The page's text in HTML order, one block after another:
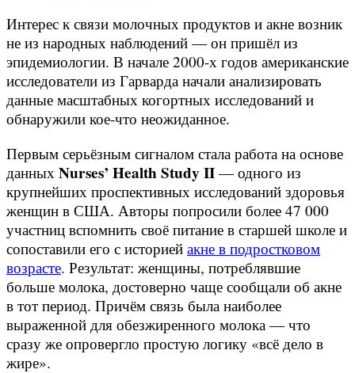
Интерес к связи молочных продуктов и акне возник
не из народных наблюдений — он пришёл из
эпидемиологии. В начале 2000-х годов американские
исследователи из Гарварда начали анализировать
данные масштабных когортных исследований и
обнаружили кое-что неожиданное.
Первым серьёзным сигналом стала работа на основе
данных Nurses’ Health Study II — одного из
крупнейших проспективных исследований здоровья
женщин в США. Авторы попросили более 47 000
участниц вспомнить своё питание в старшей школе и
сопоставили его с историей акне в подростковом
возрасте. Результат: женщины, потреблявшие
больше молока, достоверно чаще сообщали об акне
в тот период. Причём связь была наиболее
выраженной для обезжиренного молока — что
сразу же опровергло простую логику «всё дело в
жире».